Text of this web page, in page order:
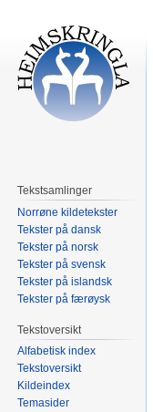
Tekstsamlinger
Norrøne kildetekster
Tekster på dansk
Tekster på norsk
Tekster på svensk
Tekster på islandsk
Tekster på færøysk
Tekstoversikt
Alfabetisk index
Tekstoversikt
Kildeindex
Temasider